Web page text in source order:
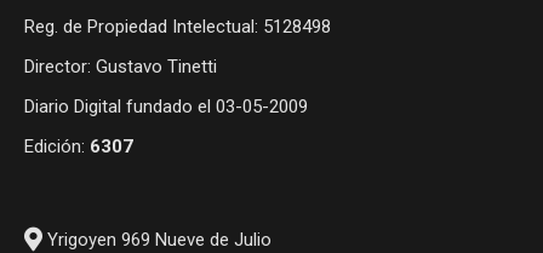
Reg. de Propiedad Intelectual: 5128498
Director: Gustavo Tinetti
Diario Digital fundado el 03-05-2009
Edición: 6307
Yrigoyen 969 Nueve de Julio